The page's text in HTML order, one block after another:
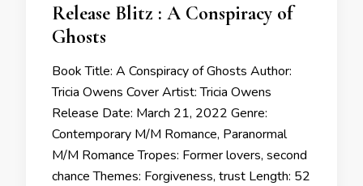
Release Blitz : A Conspiracy of
Ghosts
Book Title: A Conspiracy of Ghosts Author:
Tricia Owens Cover Artist: Tricia Owens
Release Date: March 21, 2022 Genre:
Contemporary M/M Romance, Paranormal
M/M Romance Tropes: Former lovers, second
chance Themes: Forgiveness, trust Length: 52